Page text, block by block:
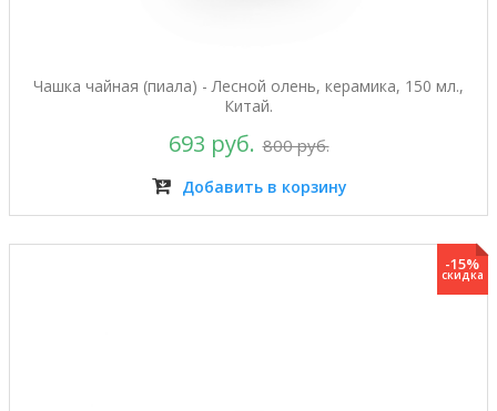
Чашка чайная (пиала) - Лесной олень, керамика, 150 мл.,
Китай.
693 руб. 800 руб.
Добавить в корзину
-15%
скидка